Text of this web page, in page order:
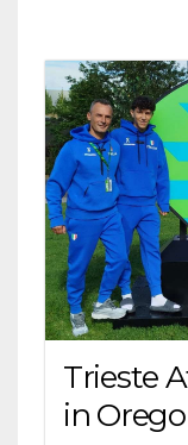
Trieste
in